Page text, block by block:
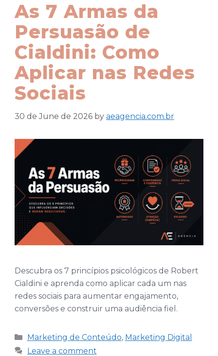
As 7 Armas da
Persuasão de
Cialdini: Como
Aplicar nas Redes
Sociais
30 de June de 2026 by aeagencia.com.br
Descubra os 7 princípios psicológicos de Robert
Cialdini e aprenda como aplicar cada um nas
redes sociais para aumentar engajamento,
conversões e construir uma audiência fiel.
Categories
Marketing de Conteúdo, Marketing Digital
Leave a comment